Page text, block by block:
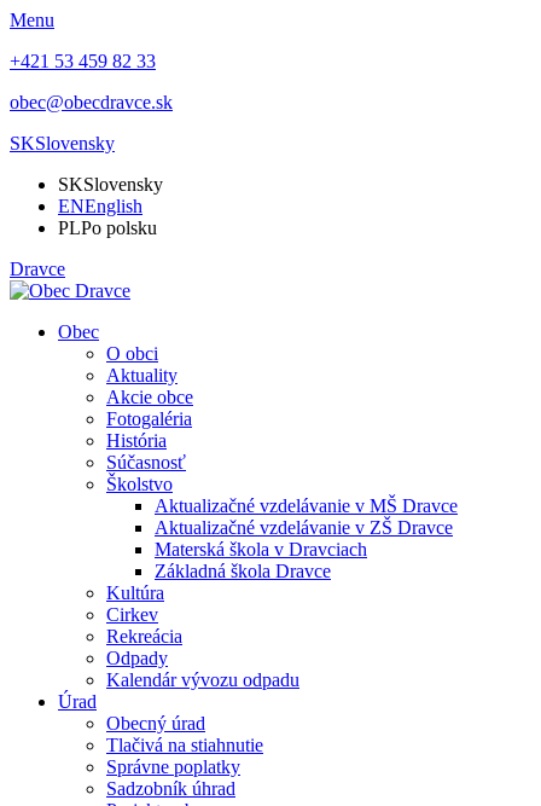
Menu
+421 53 459 82 33
obec@obecdravce.sk
SKSlovensky
SKSlovensky
ENEnglish
PLPo polsku
Dravce
Obec
O obci
Aktuality
Akcie obce
Fotogaléria
História
Súčasnosť
Školstvo
Aktualizačné vzdelávanie v MŠ Dravce
Aktualizačné vzdelávanie v ZŠ Dravce
Materská škola v Dravciach
Základná škola Dravce
Kultúra
Cirkev
Rekreácia
Odpady
Kalendár vývozu odpadu
Úrad
Obecný úrad
Tlačivá na stiahnutie
Správne poplatky
Sadzobník úhrad